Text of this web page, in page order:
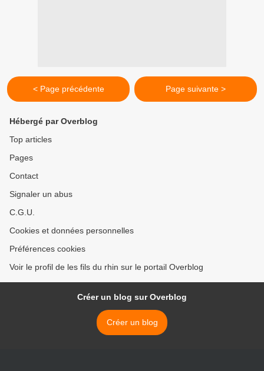
< Page précédente Page suivante >
Hébergé par Overblog
Top articles
Pages
Contact
Signaler un abus
C.G.U.
Cookies et données personnelles
Préférences cookies
Voir le profil de les fils du rhin sur le portail Overblog
Créer un blog sur Overblog
Créer un blog